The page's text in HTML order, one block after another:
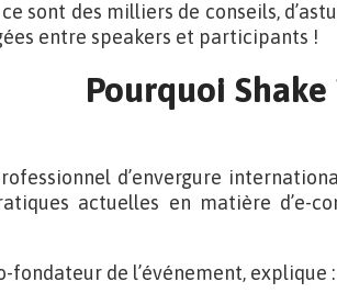
sont des milliers de conseils,
entre speakers et participants !
Pourquoi Shake
d’envergure
actuelles en matière d’e-
fondateur de l’événement, explique :